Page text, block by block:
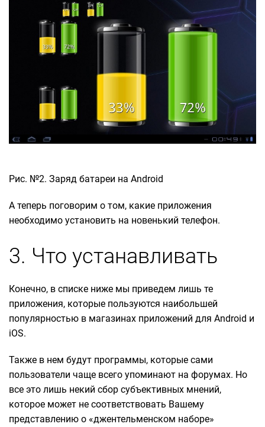
Рис. №2. Заряд батареи на Android
А теперь поговорим о том, какие приложения
необходимо установить на новенький телефон.
3. Что устанавливать
Конечно, в списке ниже мы приведем лишь те
приложения, которые пользуются наибольшей
популярностью в магазинах приложений для Android и
iOS.
Также в нем будут программы, которые сами
пользователи чаще всего упоминают на форумах. Но
все это лишь некий сбор субъективных мнений,
которое может не соответствовать Вашему
представлению о «джентельменском наборе»